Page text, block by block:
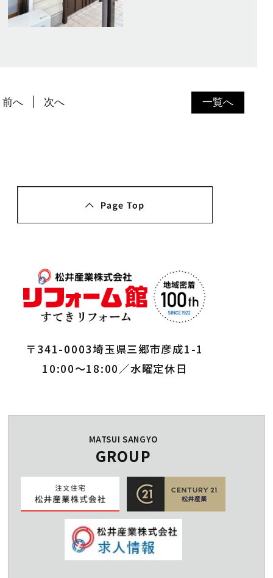
一覧へ
前へ 次へ
〒341-0003埼玉県三郷市彦成1-1
10:00～18:00／水曜定休日
MATSUI SANGYO
GROUP